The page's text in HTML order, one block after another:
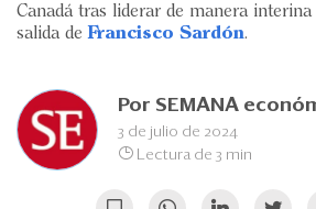
Edición Impresa
Canadá tras liderar de manera
salida de Francisco Sardón.
Por SEMANA
3 de julio de 2024
Lectura de 3 min